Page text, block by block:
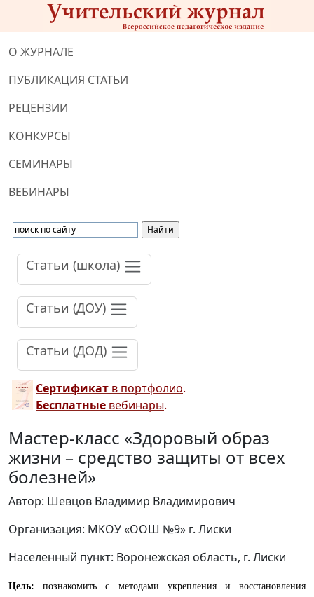
О ЖУРНАЛЕ
ПУБЛИКАЦИЯ СТАТЬИ
РЕЦЕНЗИИ
КОНКУРСЫ
СЕМИНАРЫ
ВЕБИНАРЫ
Статьи (школа)
Статьи (ДОУ)
Статьи (ДОД)
Сертификат в портфолио.
Бесплатные вебинары.
Мастер-класс «Здоровый образ
жизни – средство защиты от всех
болезней»
Автор: Шевцов Владимир Владимирович
Организация: МКОУ «ООШ №9» г. Лиски
Населенный пункт: Воронежская область, г. Лиски
Цель:познакомить с методами укрепления и восстановления